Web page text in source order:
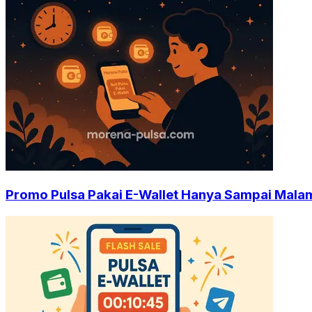
Promo Pulsa Pakai E-Wallet Hanya Sampai